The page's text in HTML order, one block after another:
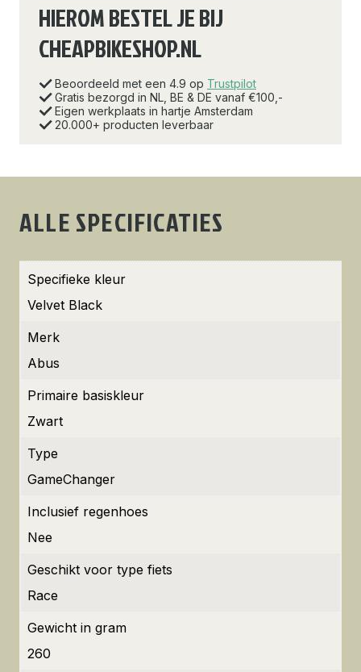
HIEROM BESTEL JE BIJ
CHEAPBIKESHOP.NL
Beoordeeld met een 4.9 op Trustpilot
Gratis bezorgd in NL, BE & DE vanaf €100,-
Eigen werkplaats in hartje Amsterdam
20.000+ producten leverbaar
ALLE SPECIFICATIES
Specifieke kleur
Velvet Black
Merk
Abus
Primaire basiskleur
Zwart
Type
GameChanger
Inclusief regenhoes
Nee
Geschikt voor type fiets
Race
Gewicht in gram
260